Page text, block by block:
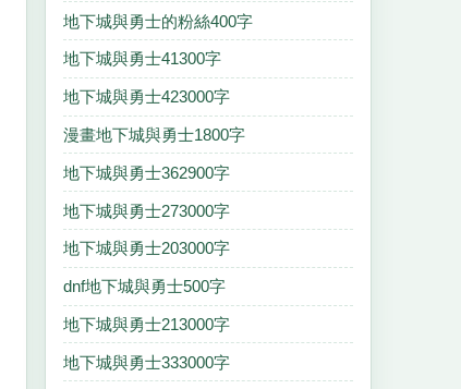
地下城與勇士的粉絲400字
地下城與勇士41300字
地下城與勇士423000字
漫畫地下城與勇士1800字
地下城與勇士362900字
地下城與勇士273000字
地下城與勇士203000字
dnf地下城與勇士500字
地下城與勇士213000字
地下城與勇士333000字